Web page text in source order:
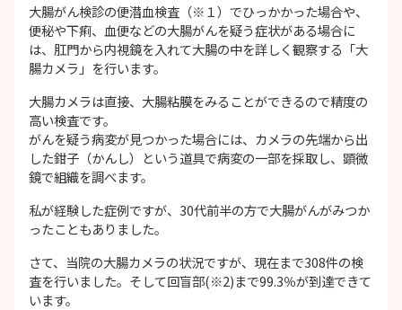
大腸がん検診の便潜血検査（※１）でひっかかった場合や、
便秘や下痢、血便などの大腸がんを疑う症状がある場合に
は、肛門から内視鏡を入れて大腸の中を詳しく観察する「大
腸カメラ」を行います。
大腸カメラは直接、大腸粘膜をみることができるので精度の
高い検査です。
がんを疑う病変が見つかった場合には、カメラの先端から出
した鉗子（かんし）という道具で病変の一部を採取し、顕微
鏡で組織を調べます。
私が経験した症例ですが、30代前半の方で大腸がんがみつか
ったこともありました。
さて、当院の大腸カメラの状況ですが、現在まで308件の検
査を行いました。そして回盲部(※2)まで99.3％が到達できて
います。